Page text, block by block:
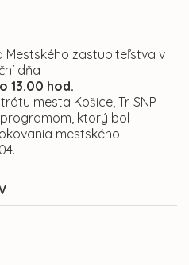
Mestského zastupiteľstva v
dňa
13.00 hod.
mesta Košice, Tr. SNP
ktorý bol
mestského